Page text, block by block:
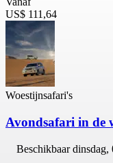
US$ 111,64
Woestijnsafari's
Avondsafari in de
Beschikbaardinsdag,